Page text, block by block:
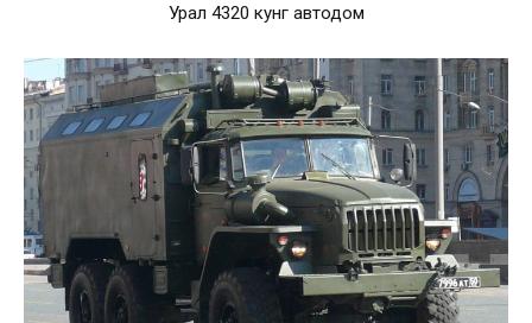
Урал 4320 кунг автодом